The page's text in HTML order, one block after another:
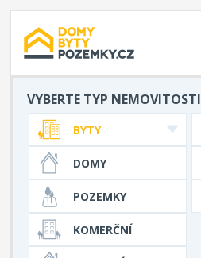
VYBERTE TYP NEMOVITOSTI
BYTY
DOMY
POZEMKY
KOMERČNÍ